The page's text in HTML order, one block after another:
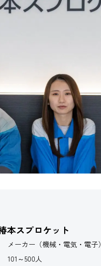
本スプロケット
メーカー（機械・電気・電子）
101～500人